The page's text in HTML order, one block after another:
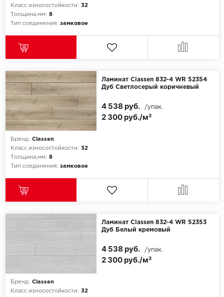
Dolce Flooring
EcoClick
Класс износостойкости: 32
Толщина,мм: 8
Тип соединения: замковое
Ламинат Classen 832-4 WR 52354
Дуб Светлосерый коричневый
Бренд: Classen
Класс износостойкости: 32
Толщина,мм: 8
Тип соединения: замковое
2 300 руб./м²
4 538 руб. /упак.
Ламинат Classen 832-4 WR 52353
Дуб Белый кремовый
Бренд: Classen
Класс износостойкости: 32
2 300 руб./м²
4 538 руб. /упак.